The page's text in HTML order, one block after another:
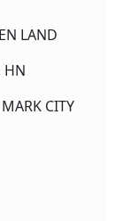
LAND
HN
CITY